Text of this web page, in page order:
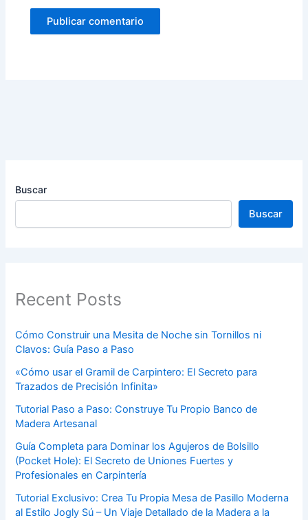
Buscar
Buscar
Recent Posts
Cómo Construir una Mesita de Noche sin Tornillos ni
Clavos: Guía Paso a Paso
«Cómo usar el Gramil de Carpintero: El Secreto para
Trazados de Precisión Infinita»
Tutorial Paso a Paso: Construye Tu Propio Banco de
Madera Artesanal
Guía Completa para Dominar los Agujeros de Bolsillo
(Pocket Hole): El Secreto de Uniones Fuertes y
Profesionales en Carpintería
Tutorial Exclusivo: Crea Tu Propia Mesa de Pasillo Moderna
al Estilo Jogly Sú – Un Viaje Detallado de la Madera a la